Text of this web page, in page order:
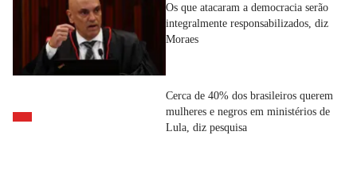
Os que atacaram a democracia serão
integralmente responsabilizados, diz
Moraes
Cerca de 40% dos brasileiros querem
mulheres e negros em ministérios de
Lula, diz pesquisa